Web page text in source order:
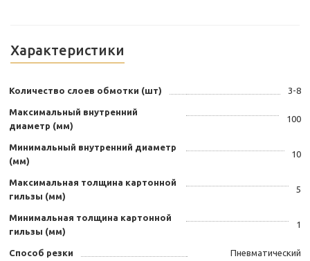
Характеристики
Количество слоев обмотки (шт) 3-8
Максимальный внутренний
диаметр (мм)
100
Минимальный внутренний диаметр
(мм)
10
Максимальная толщина картонной
гильзы (мм)
5
Минимальная толщина картонной
гильзы (мм)
1
Способ резки
Пневматический